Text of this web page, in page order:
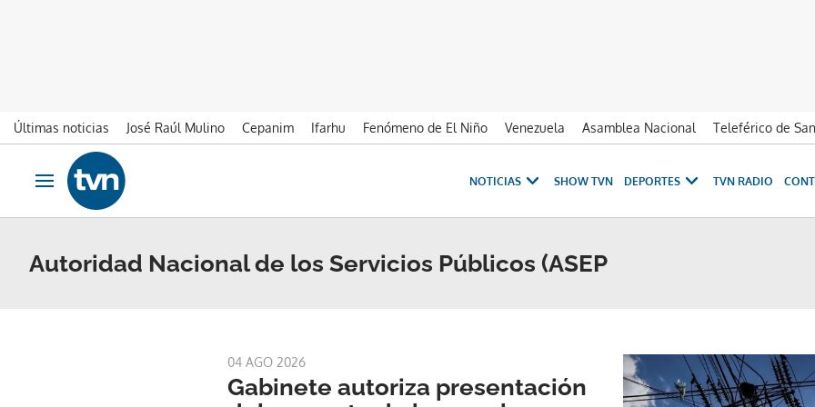
Últimas noticias José Raúl Mulino Cepanim Ifarhu Fenómeno de El Niño Venezuela Asamblea Nacional Teleférico de
Ir al contenido
Obrir navegació
NOTICIAS SHOW TVN DEPORTES TVN RADIO
Autoridad Nacional de los Servicios Públicos (ASEP
04 AGO 2026
Gabinete autoriza presentación